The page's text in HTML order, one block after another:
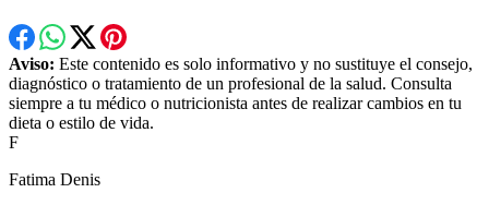
Aviso: Este contenido es solo informativo y no sustituye el consejo,
diagnóstico o tratamiento de un profesional de la salud. Consulta
siempre a tu médico o nutricionista antes de realizar cambios en tu
dieta o estilo de vida.
F
Fatima Denis